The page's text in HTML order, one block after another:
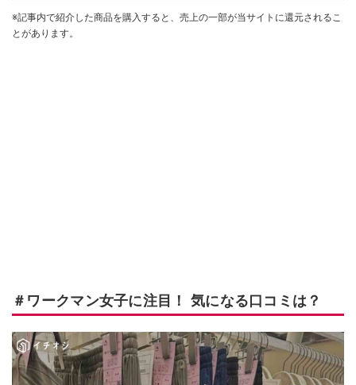
※記事内で紹介した商品を購入すると、売上の一部が当サイトに還元されるこ
とがあります。
＃ワークマン女子に注目！ 気になる口コミは？